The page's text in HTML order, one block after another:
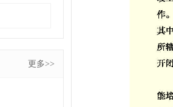
更多>>